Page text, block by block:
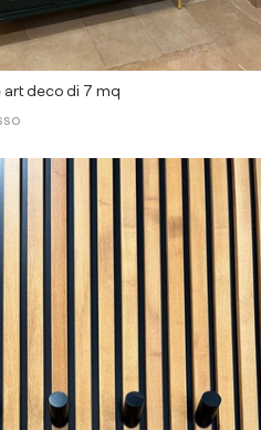
art deco di 7 mq